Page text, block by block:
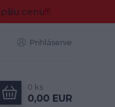
cenu!!!
Prihlásenie
0 ks
0,00 EUR